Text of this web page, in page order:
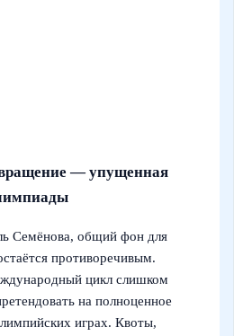
— упущенная
Семёнова, общий фон для
противоречивым.
цикл слишком
на полноценное
играх. Квоты,